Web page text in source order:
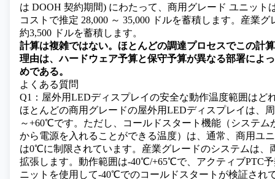
は DOOH 契約期間) にわたって、商用グレード ユニット
コストで推定 28,000 ～ 35,000 ドルを蓄積します。産業
約3,500 ドルを蓄積します。
計算は複雑ではない。ほとんどの調達プロセスでこの計
理由は、ハードウェア予算と保守予算が異なる部署によ
めである。
よくある質問
Q1：屋外用LEDディスプレイの安全な動作温度範囲はど
ほとんどの商用グレードの屋外用LEDディスプレイは、
～+60℃です。ただし、コールドスタート機能（システム
から電源を入れることができる温度）は、通常、商用ユ
は0℃に制限されています。産業グレードのシステムは、
拡張します。動作範囲は-40℃/+65℃で、アクティブPTC
ニットを使用して-40℃でのコールドスタートが検証され